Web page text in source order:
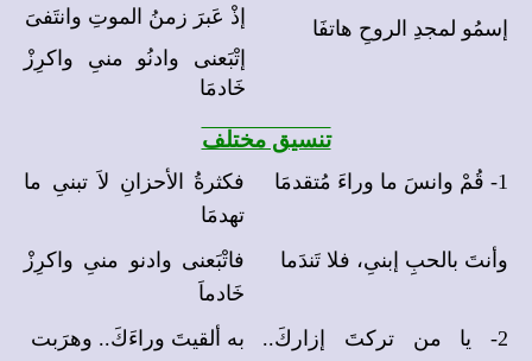
إذْ عَبرَ زمنُ الموتِ وانتَفىَ
إتْبَعنى وادنُو منىِ واكرِزْ
خَادمَا
إسمُو لمجدِ الروحِ هاتفَا
تنسيق مختلف
فكثرةُ الأحزانِ لاَ تبنىِ ما
تهدمَا
1- قُمْ وانسَ ما وراءَ مُتقدمَا
فاتْبَعنى وادنو منىِ واكرِزْ
خَادماَ
وأنتَ بالحبِ إبنىِ، فلا تَندَما
به ألقيتَ وراءَكَ.. وهرَبت
2- يا من تركتَ إزاركَ..